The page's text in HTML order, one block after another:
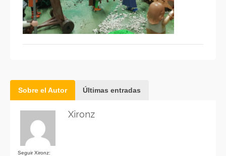
Sobre el Autor Últimas entradas
Seguir Xironz:
Xironz